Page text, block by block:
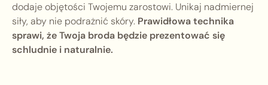
dodaje objętości Twojemu zarostowi. Unikaj nadmiernej
siły, aby nie podrażnić skóry. Prawidłowa technika
sprawi, że Twoja broda będzie prezentować się
schludnie i naturalnie.